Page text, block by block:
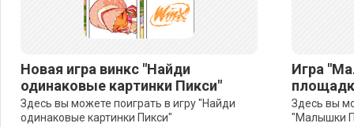
Новая игра винкс "Найди
одинаковые картинки Пикси"
Здесь вы можете поиграть в игру "Найди
одинаковые картинки Пикси"
Игра
Здесь вы
"Малышки